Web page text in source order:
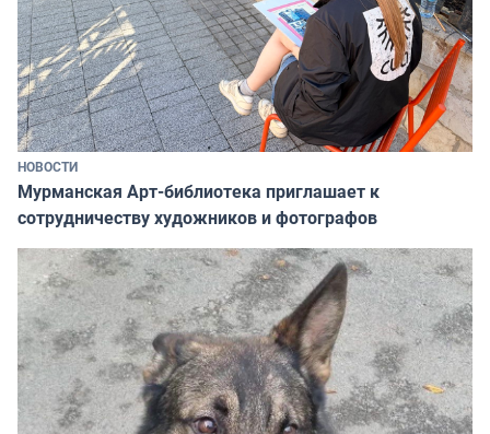
НОВОСТИ
Мурманская Арт-библиотека приглашает к
сотрудничеству художников и фотографов